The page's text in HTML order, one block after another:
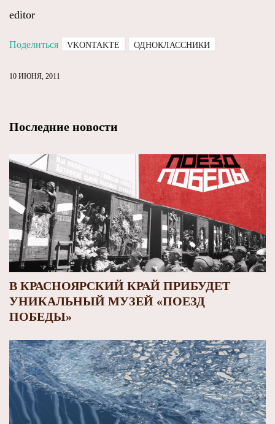
editor
Поделиться VKONTAKTE ОДНОКЛАССНИКИ
10 ИЮНЯ, 2011
Последние новости
В КРАСНОЯРСКИЙ КРАЙ ПРИБУДЕТ
УНИКАЛЬНЫЙ МУЗЕЙ «ПОЕЗД
ПОБЕДЫ»